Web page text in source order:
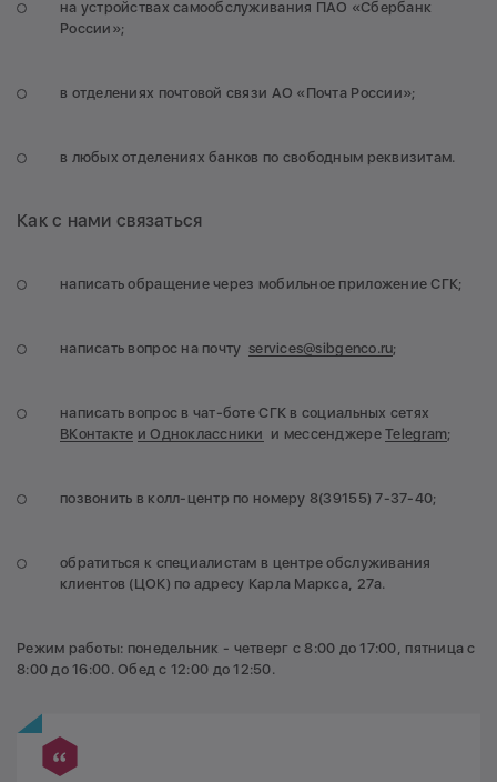
на устройствах самообслуживания ПАО «Сбербанк
России»;
в отделениях почтовой связи АО «Почта России»;
в любых отделениях банков по свободным реквизитам.
Как с нами связаться
написать обращение через мобильное приложение СГК;
написать вопрос на почтуservices@sibgenco.ru;
написать вопрос в чат-боте СГК в социальных сетях
ВКонтакте и Одноклассники и мессенджереTelegram;
позвонить в колл-центр по номеру 8(39155) 7-37-40;
обратиться к специалистам в центре обслуживания
клиентов (ЦОК) по адресу Карла Маркса, 27а.
Режим работы: понедельник - четверг с 8:00 до 17:00, пятница с
8:00 до 16:00. Обед с 12:00 до 12:50.